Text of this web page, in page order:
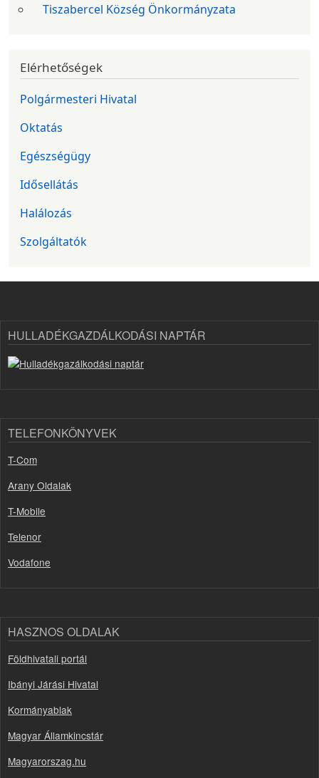
Tiszabercel Község Önkormányzata
Elérhetőségek
Polgármesteri Hivatal
Oktatás
Egészségügy
Idősellátás
Halálozás
Szolgáltatók
HULLADÉKGAZDÁLKODÁSI NAPTÁR
TELEFONKÖNYVEK
T-Com
Arany Oldalak
T-Mobile
Telenor
Vodafone
HASZNOS OLDALAK
Földhivatali portál
Ibányi Járási Hivatal
Kormányablak
Magyar Államkincstár
Magyarorszag.hu